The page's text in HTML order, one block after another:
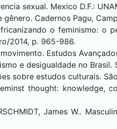
sexual. Mexico D.F.:
gênero. Cadernos Pagu,
o feminismo:
2014, p. 965-986.
movimento. Estudos
e desigualdade no
sobre estudos culturais.
thought:
James W..